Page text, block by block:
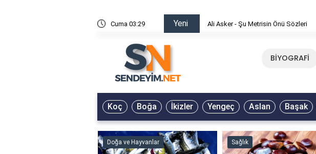
Cuma 03:29 Yeni Ali Asker - Şu Metrisin Önü Sözleri
BİYOGRAFİ
Koç Boğa İkizler Yengeç Aslan Başak
Doğa ve Hayvanlar Sağlık